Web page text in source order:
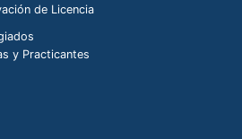
de Licencia
y Practicantes